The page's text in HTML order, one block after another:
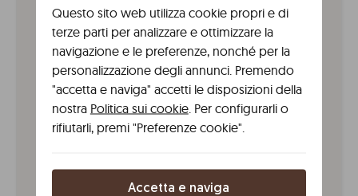
Dall'aeroporto
Per arrivare nel centro di Pamplona dall’aeroporto puoi
utilizzare un taxi condiviso, un taxi privato
convenzionale oppure noleggiare un’auto. Il taxi
condiviso ti lascerà in Paseo de Sarasate, nel centro di
Pamplona.
In auto
Questo sito web utilizza cookie propri e di
terze parti per analizzare e ottimizzare la
navigazione e le preferenze, nonché per la
personalizzazione degli annunci. Premendo
"accetta e naviga" accetti le disposizioni della
nostra Politica sui cookie. Per configurarli o
rifiutarli, premi "Preferenze cookie".
Accetta e naviga